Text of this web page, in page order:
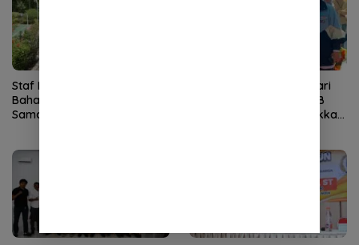
Staf Khusus Wali Nanggroe
Bahas Penguatan Kerja
Sama Aceh–India dengan
Tampil Percaya Diri di Hari
Anak Nasional, Siswa SLB
TNCC Banda Aceh Tunjukkan